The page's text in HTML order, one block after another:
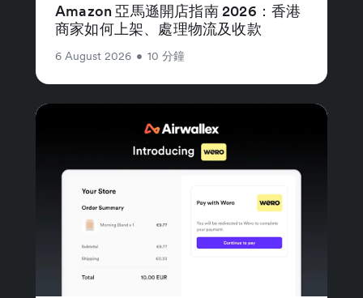
Amazon 亞馬遜開店指南 2026：香港
商家如何上架、處理物流及收款
6 August 2026 • 10 分鐘